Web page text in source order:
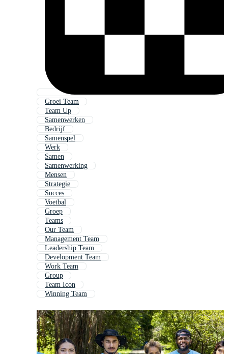
Groei Team
Team Up
Samenwerken
Bedrijf
Samenspel
Werk
Samen
Samenwerking
Mensen
Strategie
Succes
Voetbal
Groep
Teams
Our Team
Management Team
Leadership Team
Development Team
Work Team
Group
Team Icon
Winning Team